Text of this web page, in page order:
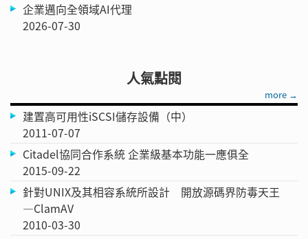
企業邁向全領域AI代理
2026-07-30
人氣點閱
more →
建置高可用性iSCSI儲存設備（中）
2011-07-07
Citadel協同合作系統 企業級基本功能一應俱全
2015-09-22
針對UNIX及其相容系統所設計 開放源碼界防毒天王
—ClamAV
2010-03-30